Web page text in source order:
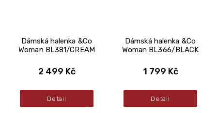
Dámská halenka &Co
Woman BL381/CREAM
2 499 Kč
Detail
Dámská halenka &Co
Woman BL366/BLACK
1 799 Kč
Detail